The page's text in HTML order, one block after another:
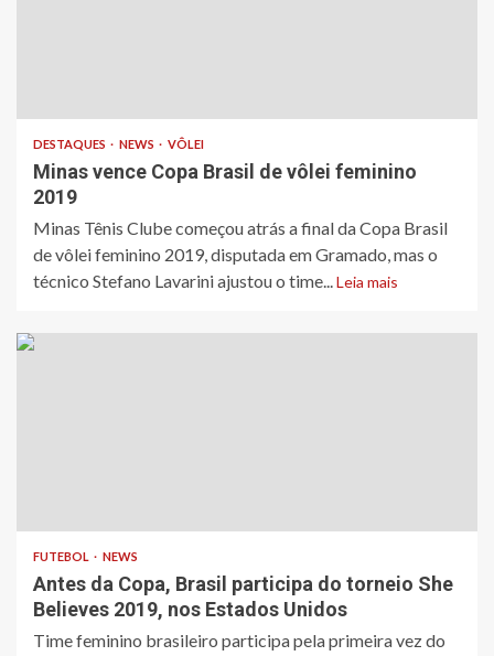
DESTAQUES NEWS VÔLEI
Minas vence Copa Brasil de vôlei feminino
2019
​Minas Tênis Clube começou atrás a final da Copa Brasil
de vôlei feminino 2019, disputada em Gramado, mas ​o
técnico Stefano Lavarini ajustou o time...Leia mais
FUTEBOL NEWS
Antes da Copa, Brasil participa do torneio She
Believes 2019, nos Estados Unidos
​Time feminino brasileiro participa pela primeira vez do